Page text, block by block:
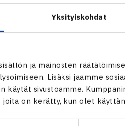
Yksityiskohdat
ja mainosten
Lisäksi jaamme
käytät sivustoamme.
on kerätty, kun olet
totesi, että se lähti
tuntuman, ottelu tasoittui.
hyvin sisään koko ajan.
joka on
voida muuta kuin
ollut Romania häviää
Suomessa. Jos Romania